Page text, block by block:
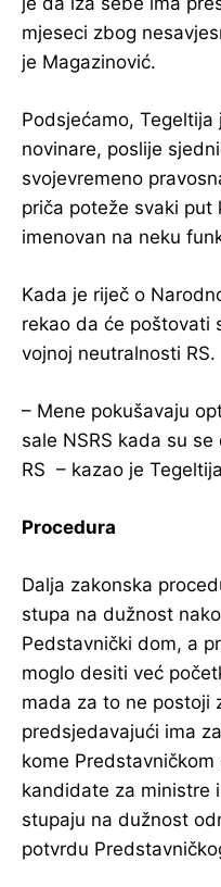
mjeseci zbog
je Magazinović.
Podsjećamo,
novinare, poslije
svojevremeno
priča poteže svaki
imenovan na neku
Kada je riječ o
rekao da će poštovati
vojnoj neutralnosti RS.
– Mene pokušavaju
sale NSRS kada su
RS – kazao je
Procedura
Dalja zakonska
stupa na dužnost
Pedstavnički dom, a
moglo desiti već
mada za to ne postoji
predsjedavajući ima
kome
kandidate za ministre
stupaju na dužnost
potvrdu